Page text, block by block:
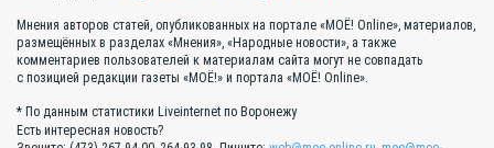
Мнения авторов статей, опубликованных на портале «МОЁ! Online», материалов,
размещённых в разделах «Мнения», «Народные новости», а также
комментариев пользователей к материалам сайта могут не совпадать
с позицией редакции газеты «МОЁ!» и портала «МОЁ! Online».
* По данным статистики Liveinternet по Воронежу
Есть интересная новость?